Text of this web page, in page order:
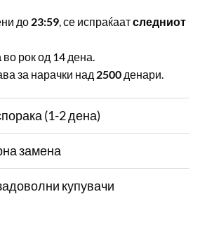
до 23:59, се испраќаатследниот
во рок од 14 дена.
за нарачки над 2500 денари.
(1-2 дена)
замена
купувачи